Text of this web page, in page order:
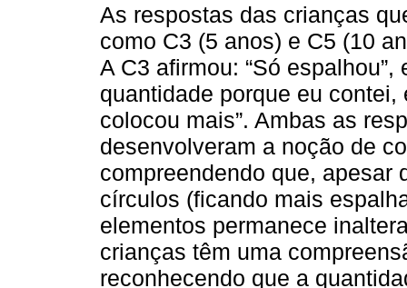
As respostas das crianças
como C3 (5 anos) e C5 (10
A C3 afirmou: “Só
quantidade porque eu
colocou mais”. Ambas as
desenvolveram a noção de
compreendendo que, apesar
círculos (ficando mais
elementos permanece
crianças têm uma
reconhecendo que a